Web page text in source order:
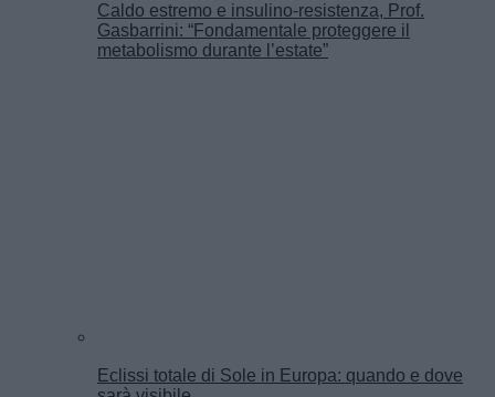
Caldo estremo e insulino-resistenza, Prof.
Gasbarrini: “Fondamentale proteggere il
metabolismo durante l’estate”
Eclissi totale di Sole in Europa: quando e dove